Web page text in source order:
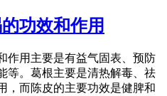
功效和作用
作用主要是有益气固表、预防
等。葛根主要是清热解毒、祛
，而陈皮的主要功效是健脾和